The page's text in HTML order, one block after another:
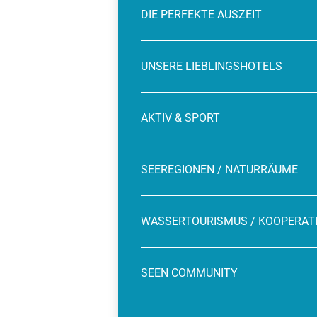
DIE PERFEKTE AUSZEIT
UNSERE LIEBLINGSHOTELS
AKTIV & SPORT
SEEREGIONEN / NATURRÄUME
WASSERTOURISMUS /
SEEN COMMUNITY